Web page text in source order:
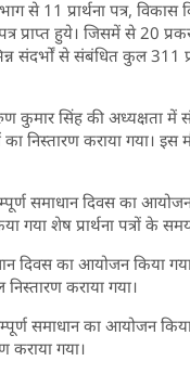
से 11 प्रार्थना पत्र, विकास
प्राप्त हुये। जिसमें से 20
संदर्भों से संबंधित कुल 311
कुमार सिंह की अध्यक्षता
निस्तारण कराया गया। इस
समाधान दिवस का आयोजन
शेष प्रार्थना पत्रों के
दिवस का आयोजन किया
कराया गया।
समाधान का आयोजन किया
कराया गया।